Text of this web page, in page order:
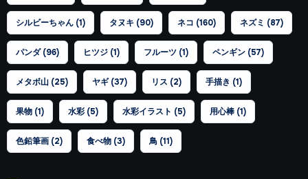
シルビーちゃん(1) タヌキ (90) ネコ (160) ネズミ (87)
パンダ(96) ヒツジ(1) フルーツ(1) ペンギン(57)
メタボ山(25) ヤギ(37) リス (2) 手描き (1)
果物(1) 水彩(5) 水彩イラスト (5) 用心棒(1)
色鉛筆画(2) 食べ物(3) 鳥(11)